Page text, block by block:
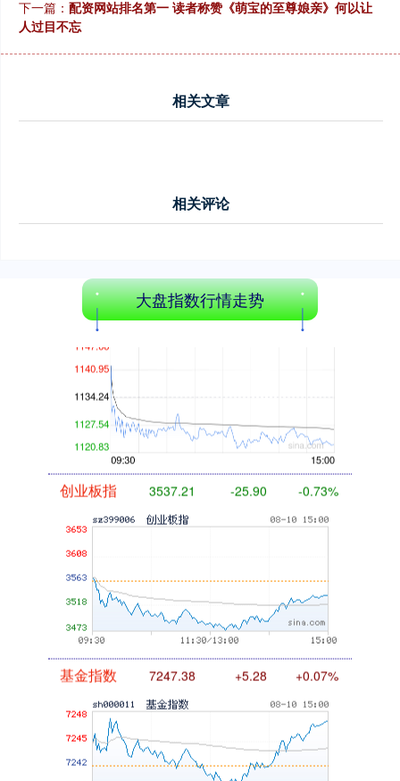
下一篇： 配资网站排名第一 读者称赞《萌宝的至尊娘亲》何以让
人过目不忘
相关文章
相关评论
大盘指数行情走势
北证50 -1.00%
创业板指 3537.21 -0.73%
基金指数 7247.38 +0.07%